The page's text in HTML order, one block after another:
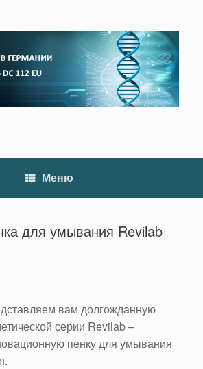
Меню
для умывания Revilab
вам долгожданную
серии Revilab –
пенку для умывания